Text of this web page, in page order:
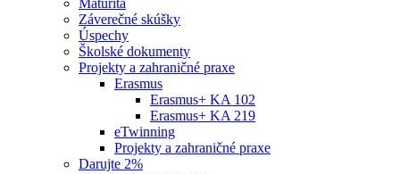
Maturita
Záverečné skúšky
Úspechy
Školské dokumenty
Projekty a zahraničné praxe
Erasmus
Erasmus+ KA 102
Erasmus+ KA 219
eTwinning
Projekty a zahraničné praxe
Darujte 2%